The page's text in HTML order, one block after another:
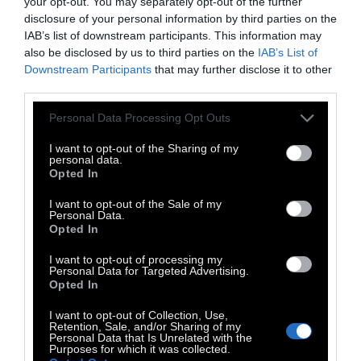
disclosure of your personal information by third parties on the
IAB’s list of downstream participants. This information may
also be disclosed by us to third parties on the IAB’s List of
Downstream Participants that may further disclose it to other
Personal Data Processing Opt Outs
I want to opt-out of the Sharing of my
personal data.
Opted In
I want to opt-out of the Sale of my
Personal Data.
Opted In
I want to opt-out of processing my
Personal Data for Targeted Advertising.
Opted In
I want to opt-out of Collection, Use,
Retention, Sale, and/or Sharing of my
Personal Data that Is Unrelated with the
Purposes for which it was collected.
(Αντιεργασία: Ανεργία για όλους, όχι μόνο για
τους πλούσιους!) μετρά 1,1 εκατ. μέλη. Οι
αναρτήσεις τους αποκαλύπτουν καθημερινές
ιστορίες μεταξύ αφεντικών που δείχνουν
απροκάλυπτα κακή μεταχείριση και τοξική ή
καταπονημένους και κακοπληρωμένους
υπαλλήλους. Είναι μια αντίδραση κατά των
τακτικών εκφοβισμού, των ξεχειλωμένων
ωραρίων και των χαμηλών αμοιβών και, κατά
συνέπεια, της έλλειψης χρόνου ή χώρου για
ποιότητα ζωής. Επικρατεί η αίσθηση ότι
«πρέπει να υπάρχει κάτι περισσότερο από
αυτό στη ζωή».